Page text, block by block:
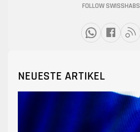
FOLLOW SWISSHABS
NEUESTE ARTIKEL